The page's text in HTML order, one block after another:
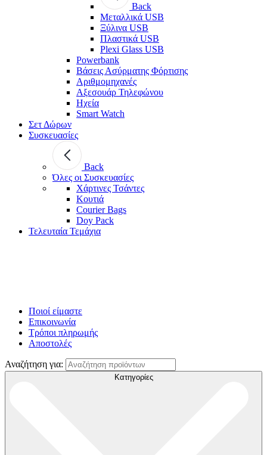
Back
Μεταλλικά USB
Ξύλινα USB
Πλαστικά USB
Plexi Glass USB
Powerbank
Βάσεις Ασύρματης Φόρτισης
Αριθμομηχανές
Αξεσουάρ Τηλεφώνου
Ηχεία
Smart Watch
Σετ Δώρων
Συσκευασίες
Back
Όλες οι Συσκευασίες
Χάρτινες Τσάντες
Κουτιά
Courier Bags
Doy Pack
Τελευταία Τεμάχια
Ποιοί είμαστε
Επικοινωνία
Τρόποι πληρωμής
Αποστολές
Αναζήτηση για:
Κατηγορίες